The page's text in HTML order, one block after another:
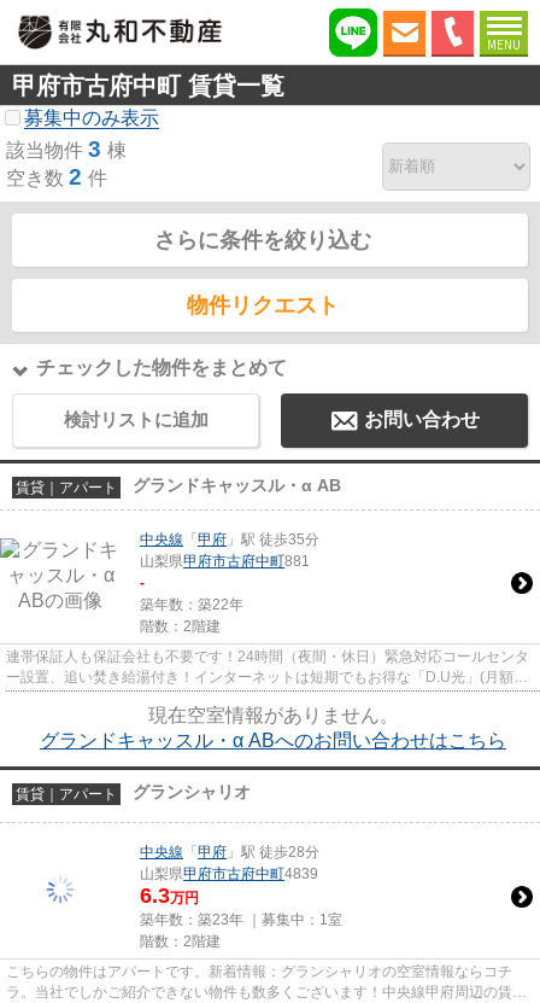
MENU
甲府市古府中町 賃貸一覧
募集中のみ表示
該当物件 3 棟
空き数 2 件
さらに条件を絞り込む
物件リクエスト
チェックした物件をまとめて
検討リストに追加 お問い合わせ
賃貸｜アパート グランドキャッスル・α AB
中央線 「 甲府 」駅 徒歩35分
山梨県甲府市古府中町881
-
築年数：築22年
階数：2階建
連帯保証人も保証会社も不要です！24時間（夜間・休日）緊急対応コールセンタ
ー設置、追い焚き給湯付き！インターネットは短期でもお得な「D.U光」(月額
現在空室情報がありません。
グランドキャッスル・α ABへのお問い合わせはこちら
賃貸｜アパート グランシャリオ
中央線 「 甲府 」駅 徒歩28分
山梨県甲府市古府中町4839
6.3万円
築年数：築23年 ｜募集中： 1室
階数：2階建
こちらの物件はアパートです。新着情報：グランシャリオの空室情報ならコチ
ラ。当社でしかご紹介できない物件も数多くございます！中央線甲府周辺の賃貸